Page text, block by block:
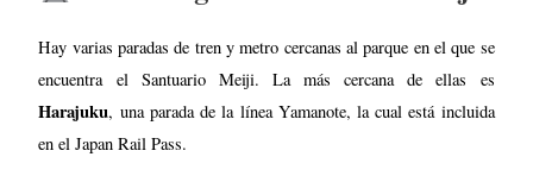
Hay varias paradas de tren y metro cercanas al parque en el que se
encuentra el Santuario Meiji. La más cercana de ellas es
Harajuku, una parada de la línea Yamanote, la cual está incluida
en el Japan Rail Pass.